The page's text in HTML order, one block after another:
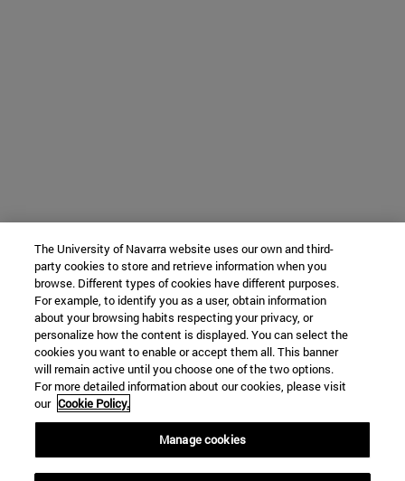
The University of Navarra website uses our own and third-
party cookies to store and retrieve information when you
browse. Different types of cookies have different purposes.
For example, to identify you as a user, obtain information
about your browsing habits respecting your privacy, or
personalize how the content is displayed. You can select the
cookies you want to enable or accept them all. This banner
will remain active until you choose one of the two options.
For more detailed information about our cookies, please visit
our Cookie Policy.
Manage cookies